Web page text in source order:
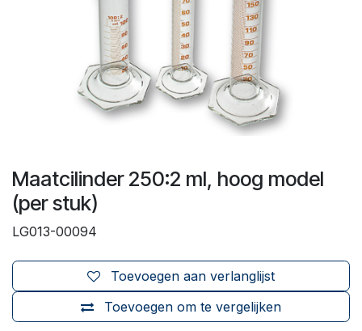
Maatcilinder 250:2 ml, hoog model
(per stuk)
LG013-00094
Toevoegen om te vergelijken
Toevoegen aan verlanglijst